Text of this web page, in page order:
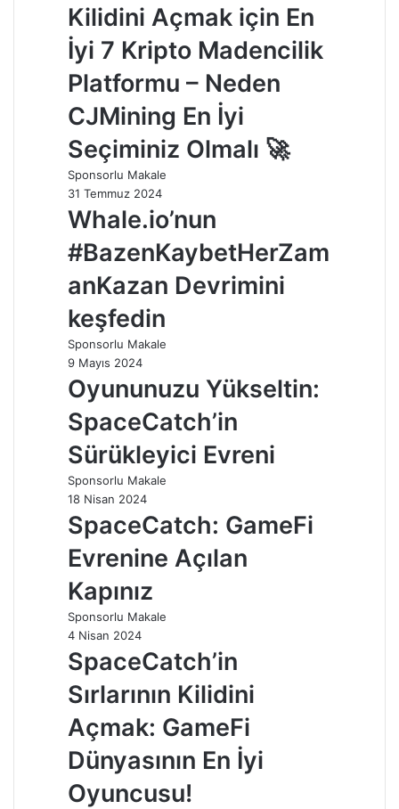
Kilidini Açmak için En
İyi 7 Kripto Madencilik
Platformu – Neden
CJMining En İyi
Seçiminiz Olmalı 🚀
Sponsorlu Makale
31 Temmuz 2024
Whale.io’nun
#BazenKaybetHerZam
anKazan Devrimini
keşfedin
Sponsorlu Makale
9 Mayıs 2024
Oyununuzu Yükseltin:
SpaceCatch’in
Sürükleyici Evreni
Sponsorlu Makale
18 Nisan 2024
SpaceCatch: GameFi
Evrenine Açılan
Kapınız
Sponsorlu Makale
4 Nisan 2024
SpaceCatch’in
Sırlarının Kilidini
Açmak: GameFi
Dünyasının En İyi
Oyuncusu!